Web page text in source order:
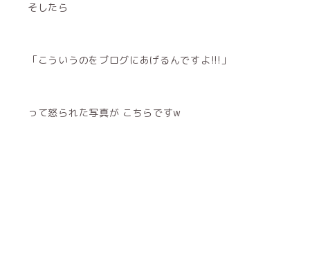
そしたら
「こういうのをブログにあげるんですよ!!!」
って怒られた写真が こちらですw